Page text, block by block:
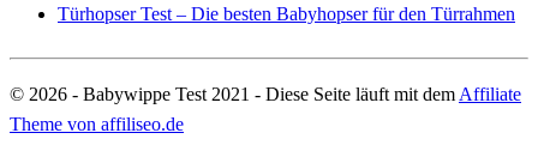
Türhopser Test – Die besten Babyhopser für den Türrahmen
© 2026 - Babywippe Test 2021 - Diese Seite läuft mit dem Affiliate
Theme von affiliseo.de